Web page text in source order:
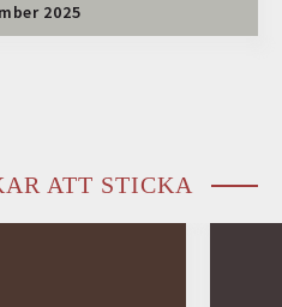
2025
ATT STICKA